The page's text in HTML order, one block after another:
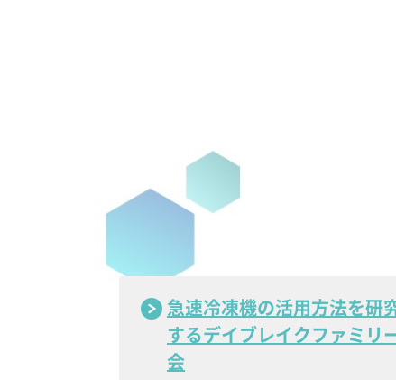
急速冷凍機の活用方法を研
するデイブレイクファミリ
会